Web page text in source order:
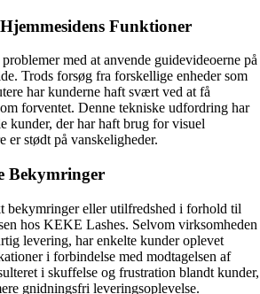
Funktioner
med at anvende guidevideoerne på
Trods forsøg fra forskellige enheder som
har kunderne haft svært ved at få
forventet. Denne tekniske udfordring har
kunder, der har haft brug for visuel
er stødt på vanskeligheder.
Bekymringer
bekymringer eller utilfredshed i forhold til
hos KEKE Lashes. Selvom virksomheden
levering, har enkelte kunder oplevet
i forbindelse med modtagelsen af
i skuffelse og frustration blandt kunder,
gnidningsfri leveringsoplevelse.